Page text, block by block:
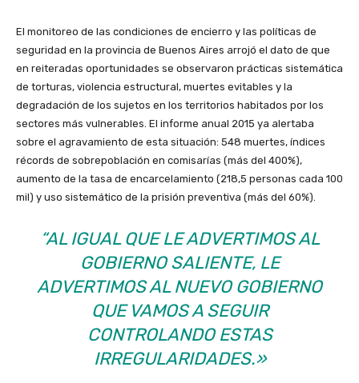
El monitoreo de las condiciones de encierro y las políticas de
seguridad en la provincia de Buenos Aires arrojó el dato de que
en reiteradas oportunidades se observaron prácticas sistemática
de torturas, violencia estructural, muertes evitables y la
degradación de los sujetos en los territorios habitados por los
sectores más vulnerables. El informe anual 2015 ya alertaba
sobre el agravamiento de esta situación: 548 muertes, índices
récords de sobrepoblación en comisarías (más del 400%),
aumento de la tasa de encarcelamiento (218,5 personas cada 100
mil) y uso sistemático de la prisión preventiva (más del 60%).
“AL IGUAL QUE LE ADVERTIMOS AL
GOBIERNO SALIENTE, LE
ADVERTIMOS AL NUEVO GOBIERNO
QUE VAMOS A SEGUIR
CONTROLANDO ESTAS
IRREGULARIDADES.»